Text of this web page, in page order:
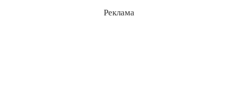
Реклама